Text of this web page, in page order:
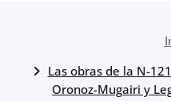
Las obras de la N-
Oronoz-Mugairi y